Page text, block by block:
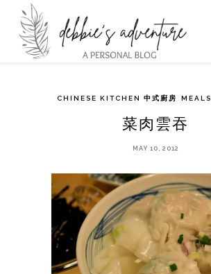
CHINESE KITCHEN 中式廚房 MEALS
菜肉雲吞
MAY 10, 2012